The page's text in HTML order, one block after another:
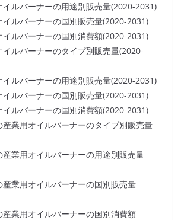
イルバーナーの用途別販売量(2020-2031)
イルバーナーの国別販売量(2020-2031)
イルバーナーの国別消費額(2020-2031)
イルバーナーのタイプ別販売量(2020-
イルバーナーの用途別販売量(2020-2031)
イルバーナーの国別販売量(2020-2031)
イルバーナーの国別消費額(2020-2031)
産業用オイルバーナーのタイプ別販売量
産業用オイルバーナーの用途別販売量
産業用オイルバーナーの国別販売量
産業用オイルバーナーの国別消費額